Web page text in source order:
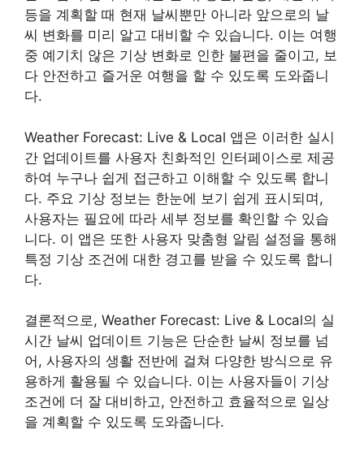
등을 계획할 때 현재 날씨뿐만 아니라 앞으로의 날
씨 변화를 미리 알고 대비할 수 있습니다. 이는 여행
중 예기치 않은 기상 변화로 인한 불편을 줄이고, 보
다 안전하고 즐거운 여행을 할 수 있도록 도와줍니
다.
Weather Forecast: Live & Local 앱은 이러한 실시
간 업데이트를 사용자 친화적인 인터페이스로 제공
하여 누구나 쉽게 접근하고 이해할 수 있도록 합니
다. 주요 기상 정보는 한눈에 보기 쉽게 표시되며,
사용자는 필요에 따라 세부 정보를 확인할 수 있습
니다. 이 앱은 또한 사용자 맞춤형 알림 설정을 통해
특정 기상 조건에 대한 경고를 받을 수 있도록 합니
다.
결론적으로, Weather Forecast: Live & Local의 실
시간 날씨 업데이트 기능은 단순한 날씨 정보를 넘
어, 사용자의 생활 전반에 걸쳐 다양한 방식으로 유
용하게 활용될 수 있습니다. 이는 사용자들이 기상
조건에 더 잘 대비하고, 안전하고 효율적으로 일상
을 계획할 수 있도록 도와줍니다.